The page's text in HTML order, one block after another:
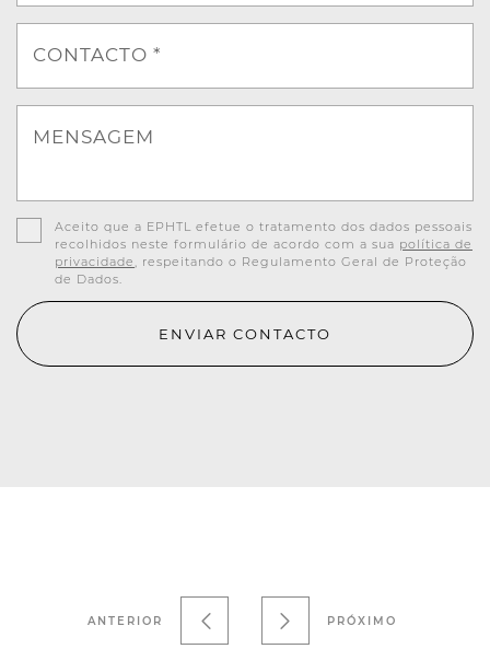
CONTACTO *
MENSAGEM
Aceito que a EPHTL efetue o tratamento dos dados pessoais
recolhidos neste formulário de acordo com a sua política de
privacidade , respeitando o Regulamento Geral de Proteção
de Dados.
ENVIAR CONTACTO
ANTERIOR PRÓXIMO